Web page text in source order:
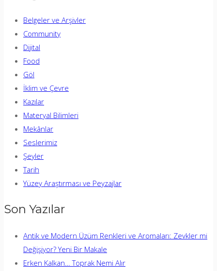
Belgeler ve Arşivler
Community
Dijital
Food
Göl
İklim ve Çevre
Kazılar
Materyal Bilimleri
Mekânlar
Seslerimiz
Şeyler
Tarih
Yüzey Araştırması ve Peyzajlar
Son Yazılar
Antik ve Modern Üzüm Renkleri ve Aromaları: Zevkler mi
Değişiyor? Yeni Bir Makale
Erken Kalkan… Toprak Nemi Alır